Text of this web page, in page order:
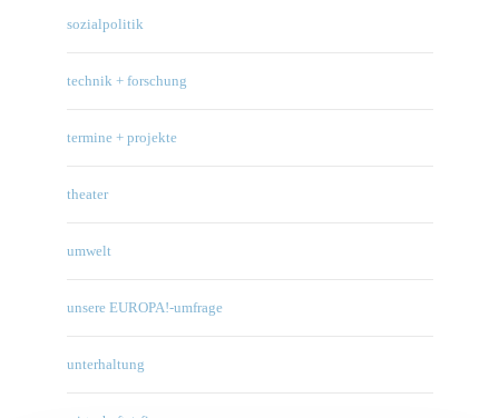
sozialpolitik
technik + forschung
termine + projekte
theater
umwelt
unsere EUROPA!-umfrage
unterhaltung